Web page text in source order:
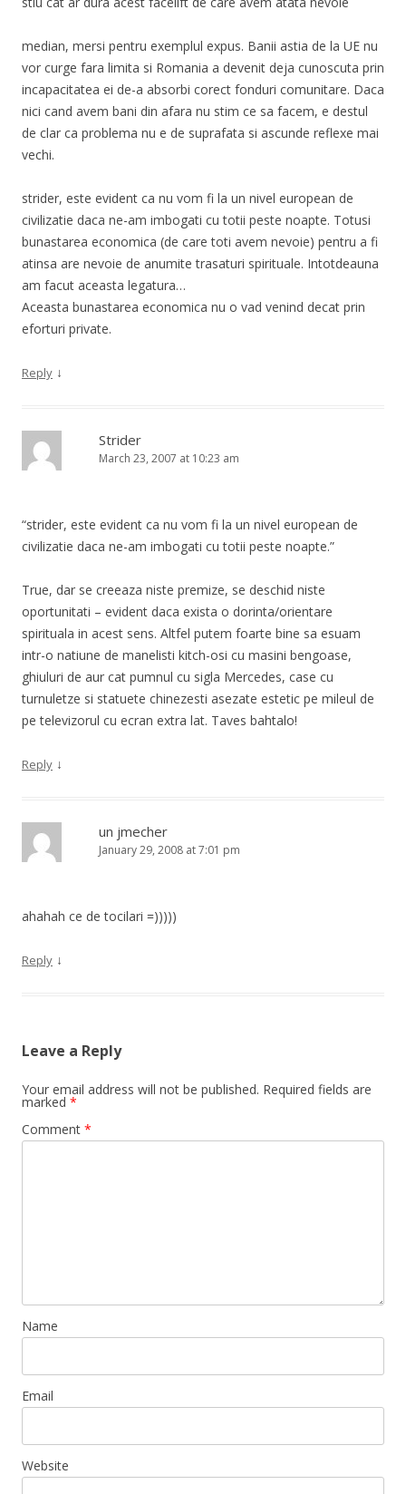
median, mersi pentru exemplul expus. Banii astia de la UE nu
vor curge fara limita si Romania a devenit deja cunoscuta prin
incapacitatea ei de-a absorbi corect fonduri comunitare. Daca
nici cand avem bani din afara nu stim ce sa facem, e destul
de clar ca problema nu e de suprafata si ascunde reflexe mai
vechi.
strider, este evident ca nu vom fi la un nivel european de
civilizatie daca ne-am imbogati cu totii peste noapte. Totusi
bunastarea economica (de care toti avem nevoie) pentru a fi
atinsa are nevoie de anumite trasaturi spirituale. Intotdeauna
am facut aceasta legatura…
Aceasta bunastarea economica nu o vad venind decat prin
eforturi private.
Reply ↓
Strider
March 23, 2007 at 10:23 am
“strider, este evident ca nu vom fi la un nivel european de
civilizatie daca ne-am imbogati cu totii peste noapte.”
True, dar se creeaza niste premize, se deschid niste
oportunitati – evident daca exista o dorinta/orientare
spirituala in acest sens. Altfel putem foarte bine sa esuam
intr-o natiune de manelisti kitch-osi cu masini bengoase,
ghiuluri de aur cat pumnul cu sigla Mercedes, case cu
turnuletze si statuete chinezesti asezate estetic pe mileul de
pe televizorul cu ecran extra lat. Taves bahtalo!
Reply ↓
un jmecher
January 29, 2008 at 7:01 pm
ahahah ce de tocilari =)))))
Reply ↓
Leave a Reply
Your email address will not be published. Required fields are
marked *
Comment *
Name
Email
Website